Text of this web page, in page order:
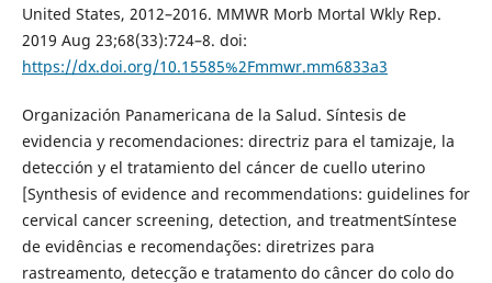
United States, 2012–2016. MMWR Morb Mortal Wkly Rep.
2019 Aug 23;68(33):724–8. doi:
https://dx.doi.org/10.15585%2Fmmwr.mm6833a3
Organización Panamericana de la Salud. Síntesis de
evidencia y recomendaciones: directriz para el tamizaje, la
detección y el tratamiento del cáncer de cuello uterino
[Synthesis of evidence and recommendations: guidelines for
cervical cancer screening, detection, and treatmentSíntese
de evidências e recomendações: diretrizes para
rastreamento, detecção e tratamento do câncer do colo do